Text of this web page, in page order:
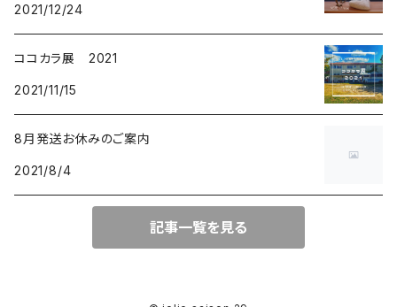
2021/12/24
ココカラ展 2021
2021/11/15
8月発送お休みのご案内
2021/8/4
記事一覧を見る